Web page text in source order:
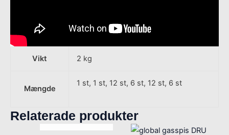
Vikt 2 kg
Mængde
1 st, 1 st, 12 st, 6 st, 12 st, 6 st
Relaterade produkter
SLUT I LAGER